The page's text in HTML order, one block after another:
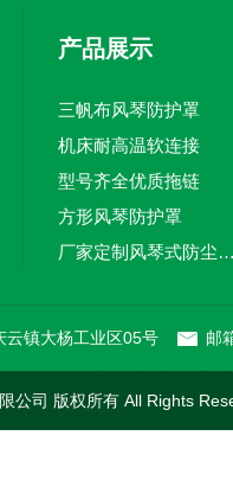
产品展示
三帆布风琴防护罩
机床耐高温软连接
型号齐全优质拖链
方形风琴防护罩
厂家定制风琴式
云镇大杨工业区05号 邮
公司 版权所有 All Rights